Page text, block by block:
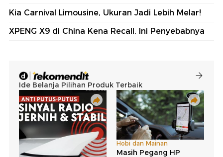
Kia Carnival Limousine, Ukuran Jadi Lebih Melar!
XPENG X9 di China Kena Recall, Ini Penyebabnya